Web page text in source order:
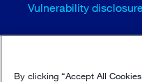
Vulnerability
Cookie-Einstellungen
Seitenübersicht
By clicking “Accept All